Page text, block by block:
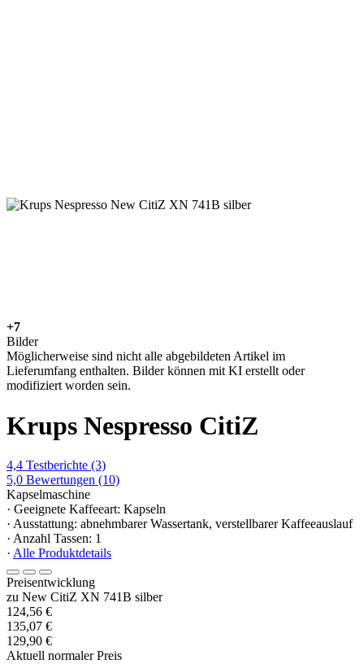
+7
Bilder
Möglicherweise sind nicht alle abgebildeten Artikel im
Lieferumfang enthalten. Bilder können mit KI erstellt oder
modifiziert worden sein.
Krups Nespresso CitiZ
4,4 Testberichte (3)
5,0 Bewertungen (10)
Kapselmaschine
· Geeignete Kaffeeart: Kapseln
· Ausstattung: abnehmbarer Wassertank, verstellbarer Kaffeeauslauf
· Anzahl Tassen: 1
· Alle Produktdetails
Preisentwicklung
zu New CitiZ XN 741B silber
124,56 €
135,07 €
129,90 €
Aktuell normaler Preis